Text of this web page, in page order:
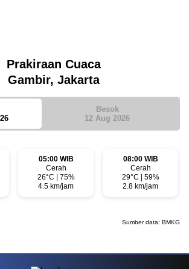
Prakiraan Cuaca
Gambir, Jakarta
Besok
12 Aug 2026
05:00 WIB
Cerah
26°C | 75%
4.5 km/jam
08:00 WIB
Cerah
29°C | 59%
2.8 km/jam
Sumber data: BMKG